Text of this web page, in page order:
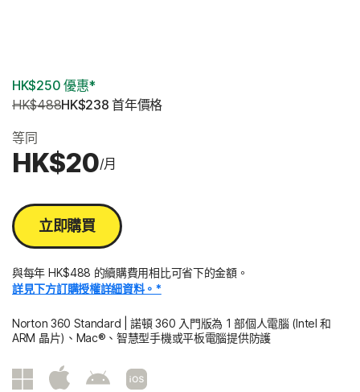
HK$250 優惠*
HK$488HK$238 首年價格
等同
HK$20/月
立即購買
與每年 HK$488 的續購費用相比可省下的金額。
詳見下方訂購授權詳細資料。*
Norton 360 Standard | 諾頓 360 入門版為 1 部個人電腦 (Intel 和
ARM 晶片)、Mac®、智慧型手機或平板電腦提供防護